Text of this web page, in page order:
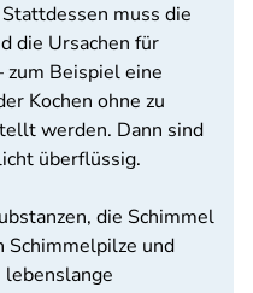
muss die
die Ursachen für
zum Beispiel eine
Kochen ohne zu
werden. Dann sind
überflüssig.
die Schimmel
Schimmelpilze und